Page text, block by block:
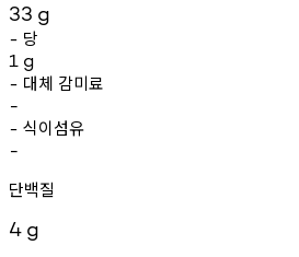
33 g
- 당
1 g
- 대체 감미료
-
- 식이섬유
-
단백질
4 g